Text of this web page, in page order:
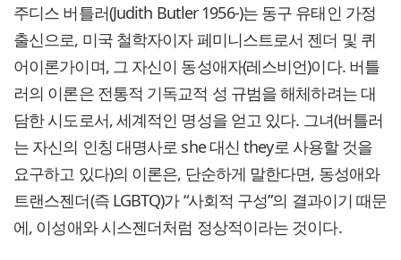
주디스 버틀러(Judith Butler 1956-)는 동구 유태인 가정
출신으로, 미국 철학자이자 페미니스트로서 젠더 및 퀴
어이론가이며, 그 자신이 동성애자(레스비언)이다. 버틀
러의 이론은 전통적 기독교적 성 규범을 해체하려는 대
담한 시도로서, 세계적인 명성을 얻고 있다. 그녀(버틀러
는 자신의 인칭 대명사로 she 대신 they로 사용할 것을
요구하고 있다)의 이론은, 단순하게 말한다면, 동성애와
트랜스젠더(즉 LGBTQ)가 “사회적 구성”의 결과이기 때문
에, 이성애와 시스젠더처럼 정상적이라는 것이다.